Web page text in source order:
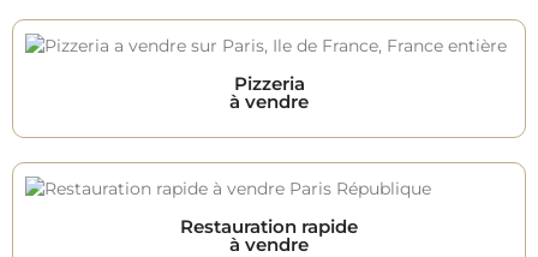
Pizzeria
à vendre
Restauration rapide
à vendre